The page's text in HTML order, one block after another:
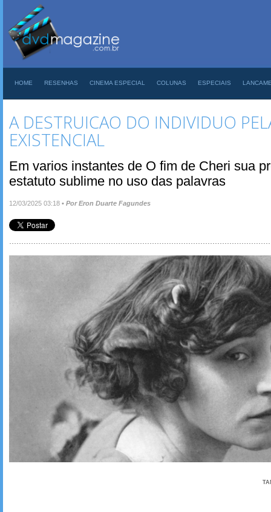
HOME RESENHAS CINEMA ESPECIAL COLUNAS ESPECIAIS
A DESTRUICAO DO INDIVIDUO
EXISTENCIAL
Em varios instantes de O fim de Cheri sua
estatuto sublime no uso das palavras
12/03/2025 03:18 • Por Eron Duarte Fagundes